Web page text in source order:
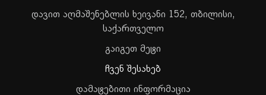
დავით აღმაშენებლის ხეივანი 152, თბილისი,
საქართველო
გაიგეთ მეტი
ჩვენ შესახებ
დამატებითი ინფორმაცია